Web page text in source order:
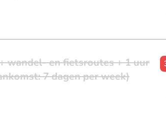
wandel- en fietsroutes + 1 uur
7 dagen per week)